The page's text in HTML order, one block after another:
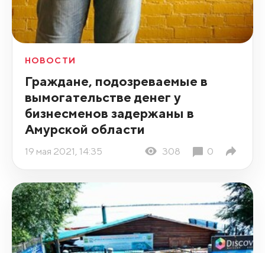
НОВОСТИ
Граждане, подозреваемые в
вымогательстве денег у
бизнесменов задержаны в
Амурской области
19 мая 2021, 14:35 308 0